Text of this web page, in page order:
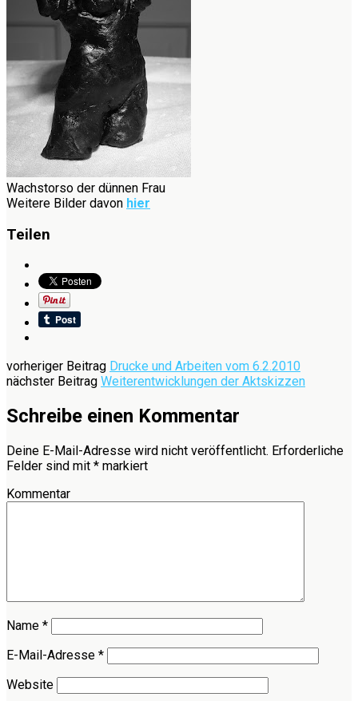
Wachstorso der dünnen Frau
Weitere Bilder davon hier
Teilen
vorheriger Beitrag Drucke und Arbeiten vom 6.2.2010
nächster Beitrag Weiterentwicklungen der Aktskizzen
Schreibe einen Kommentar
Deine E-Mail-Adresse wird nicht veröffentlicht. Erforderliche
Felder sind mit * markiert
Kommentar
Name *
E-Mail-Adresse *
Website